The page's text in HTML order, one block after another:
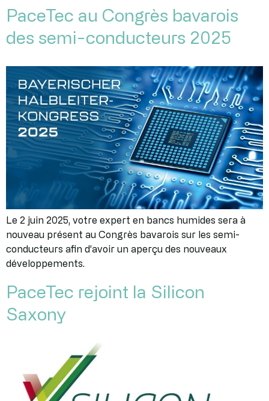
PaceTec au Congrès bavarois
des semi-conducteurs 2025
Le 2 juin 2025, votre expert en bancs humides sera à
nouveau présent au Congrès bavarois sur les semi-
conducteurs afin d’avoir un aperçu des nouveaux
développements.
PaceTec rejoint la Silicon
Saxony